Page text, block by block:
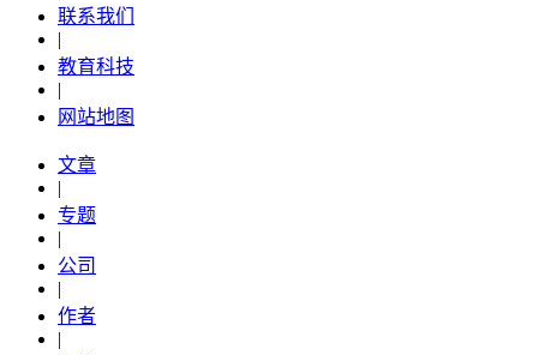
联系我们
|
教育科技
|
网站地图
文章
|
专题
|
公司
|
作者
|